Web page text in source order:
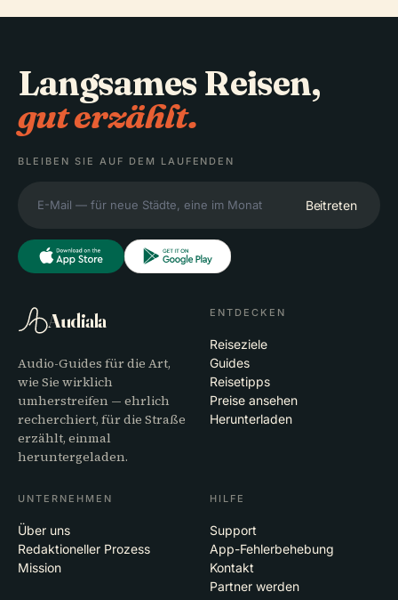
Langsames Reisen,
gut erzählt.
BLEIBEN SIE AUF DEM LAUFENDEN
Beitreten
Audiala
Audio-Guides für die Art,
wie Sie wirklich
umherstreifen — ehrlich
recherchiert, für die Straße
erzählt, einmal
heruntergeladen.
ENTDECKEN
Reiseziele
Guides
Reisetipps
Preise ansehen
Herunterladen
UNTERNEHMEN
Über uns
Redaktioneller Prozess
Mission
HILFE
Support
App-Fehlerbehebung
Kontakt
Partner werden